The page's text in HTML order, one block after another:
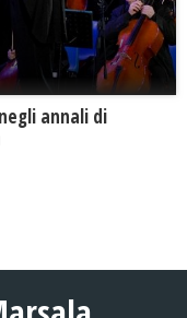
annali di